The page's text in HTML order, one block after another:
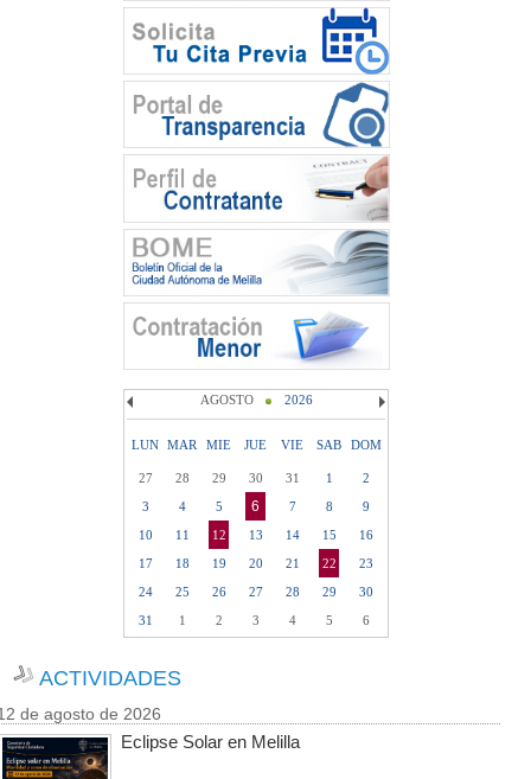
AGOSTO 2026
LUN MAR MIE JUE VIE SAB DOM
27 28 29 30 31 1
2
3
4 5 6 7 8
9
10
11 12 13 14 15
16
17
18 19 20 21 22
23
24
25 26 27 28 29
30
31
1 2 3 4 5 6
ACTIVIDADES
de agosto de 2026
Eclipse Solar en Melilla